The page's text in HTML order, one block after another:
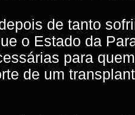
de tanto
o Estado da
para
de um